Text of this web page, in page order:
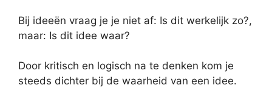
Bij ideeën vraag je je niet af: Is dit werkelijk zo?,
maar: Is dit idee waar?
Door kritisch en logisch na te denken kom je
steeds dichter bij de waarheid van een idee.